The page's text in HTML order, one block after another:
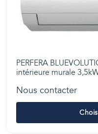
PERFERA
intérieure murale
Nous contacter